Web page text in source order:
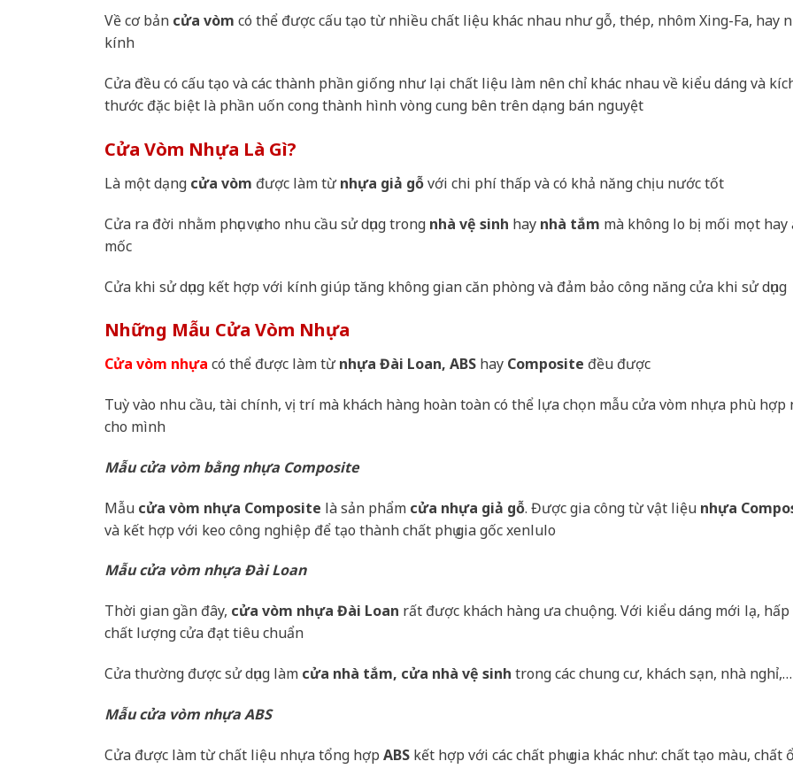
Về cơ bản cửa vòm có thể được cấu tạo từ nhiều chất liệu khác nhau như gỗ, thép, nhôm Xing-Fa, hay
kính
Cửa đều có cấu tạo và các thành phần giống như lại chất liệu làm nên chỉ khác nhau về kiểu dáng và
thước đặc biệt là phần uốn cong thành hình vòng cung bên trên dạng bán nguyệt
Cửa Vòm Nhựa Là Gì?
Là một dạng cửa vòm được làm từnhựa giả gỗvới chi phí thấp và có khả năng chịu nước tốt
Cửa ra đời nhằm phục vụ cho nhu cầu sử dụng trong nhà vệ sinh hay nhà tắm mà không lo bị mối mọt hay
mốc
Cửa khi sử dụng kết hợp với kính giúp tăng không gian căn phòng và đảm bảo công năng cửa khi sử dụng
Những Mẫu Cửa Vòm Nhựa
Cửa vòm nhựa có thể được làm từnhựa Đài Loan, ABS hay Composite đều được
Tuỳ vào nhu cầu, tài chính, vị trí mà khách hàng hoàn toàn có thể lựa chọn mẫu cửa vòm nhựa phù hợp
cho mình
Mẫu cửa vòm bằng nhựa Composite
Mẫu cửa vòm nhựa Composite là sản phẩm cửa nhựa giả gỗ. Được gia công từ vật liệu nhựa
và kết hợp với keo công nghiệp để tạo thành chất phụ gia gốc xenlulo
Mẫu cửa vòm nhựa Đài Loan
Thời gian gần đây, cửa vòm nhựa Đài Loan rất được khách hàng ưa chuộng. Với kiểu dáng mới lạ, hấp
chất lượng cửa đạt tiêu chuẩn
Cửa thường được sử dụng làm cửa nhà tắm, cửa nhà vệ sinh trong các chung cư, khách sạn, nhà nghỉ,…
Mẫu cửa vòm nhựa ABS
Cửa được làm từ chất liệu nhựa tổng hợp ABS kết hợp với các chất phụ gia khác như: chất tạo màu, chất